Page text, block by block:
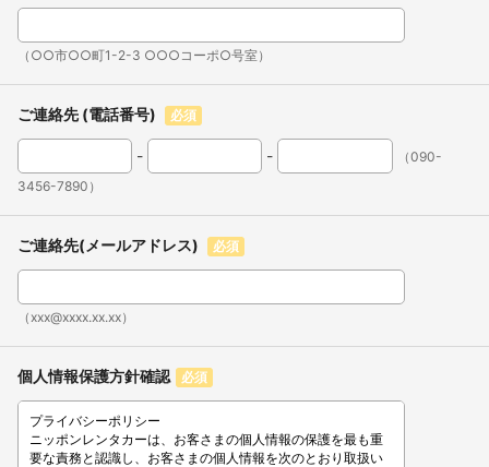
（○○市○○町1-2-3 ○○○コーポ○号室）
ご連絡先 (電話番号) 必須
- -
（090-
3456-7890）
ご連絡先(メールアドレス) 必須
（xxx@xxxx.xx.xx）
個人情報保護方針確認 必須